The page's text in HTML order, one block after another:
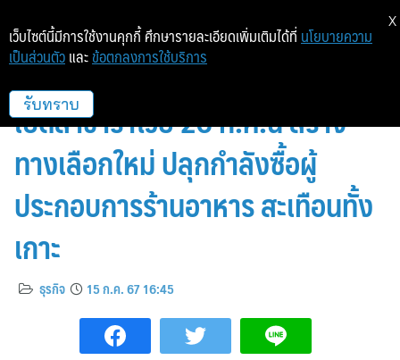
ชาวภูเก็ต พร้อมยัง! โก โฮลเซลล์
เปิดสาขาราไวย์ 26 ก.ค.นี้ สร้าง
ทางเลือกใหม่ ปลุกกำลังซื้อผู้
ประกอบการร้านอาหาร สะเทือนทั้ง
เกาะ
ธุรกิจ 15 ก.ค. 67 16:45
เว็บไซต์นี้มีการใช้งานคุกกี้ ศึกษารายละเอียดเพิ่มเติมได้ที่ นโยบายความ
เป็นส่วนตัว และ ข้อตกลงการใช้บริการ
รับทราบ
X